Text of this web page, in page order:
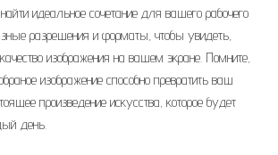
идеальное сочетание для вашего рабочего
разрешения и форматы, чтобы увидеть,
изображения на вашем экране. Помните,
изображение способно превратить ваш
произведение искусства, которое будет
день.